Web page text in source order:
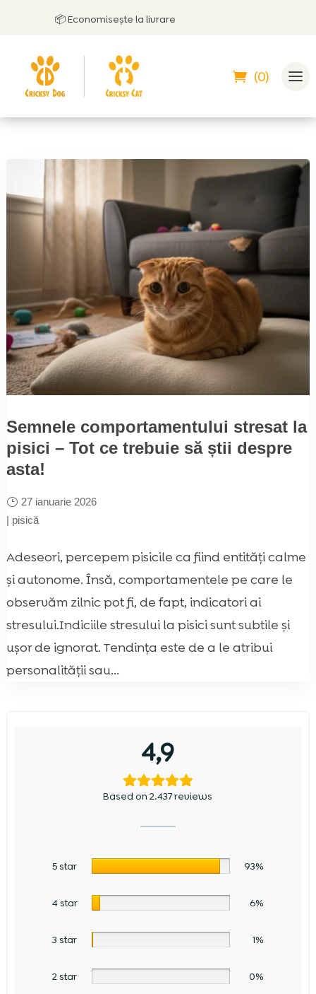
📦 Economisește la livrare
(0)
Semnele comportamentului stresat la
pisici – Tot ce trebuie să știi despre
asta!
27 ianuarie 2026
| pisică
Adeseori, percepem pisicile ca fiind entități calme
și autonome. Însă, comportamentele pe care le
observăm zilnic pot fi, de fapt, indicatori ai
stresului.Indiciile stresului la pisici sunt subtile și
ușor de ignorat. Tendința este de a le atribui
personalității sau...
4,9
Based on 2.437 reviews
5 star 93%
4 star 6%
3 star 1%
2 star 0%